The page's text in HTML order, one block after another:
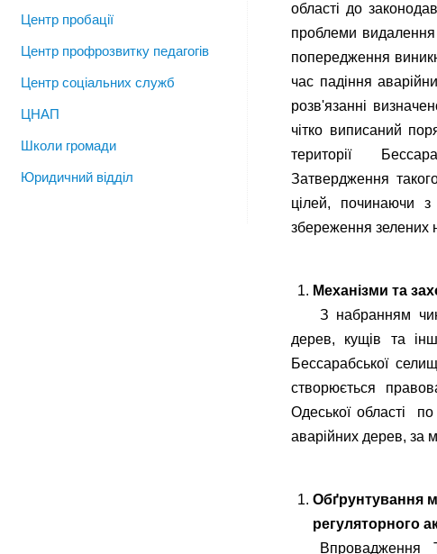
області до
проблеми
попередження
час падіння
розв'язанні
чітко виписаний
території
Затвердження
цілей, починаючи
збереження зелених
Механізми та
З набранням
дерев, кущів та
Бессарабської
створюється
Одеської області по
аварійних дерев, за
Обґрунтування
регуляторного
Впровадження
Центр пробації
Центр профрозвитку педагогів
Центр соціальних служб
ЦНАП
Школи громади
Юридичний відділ